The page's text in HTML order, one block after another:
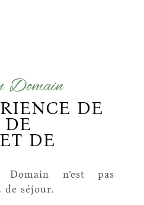
Domain
DE
DE
DE
Domain n’est pas
de séjour.